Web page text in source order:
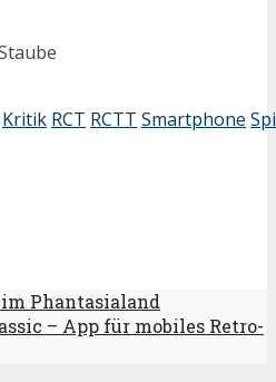
Kritik RCT RCTT Smartphone
Phantasialand
– App für mobiles Retro-